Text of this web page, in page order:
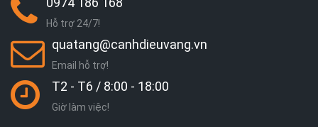
Hỗ trợ 24/7!
quatang@canhdieuvang.vn
Email hỗ trợ!
T2 - T6 / 8:00 - 18:00
Giờ làm việc!